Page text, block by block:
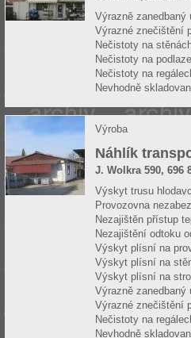
Výrazně zanedbaný
Výrazné znečištění
Nečistoty na
Nečistoty na podlaze
Nečistoty na
Nevhodně
Výroba
Náhlík
J. Wolkra 590, 696
Výskyt trusu
Provozovna
Nezajištěn přístup
Nezajištění odtoku
Výskyt plísní na
Výskyt plísní na
Výskyt plísní na
Výrazně zanedbaný
Výrazné znečištění
Nečistoty na
Nevhodně